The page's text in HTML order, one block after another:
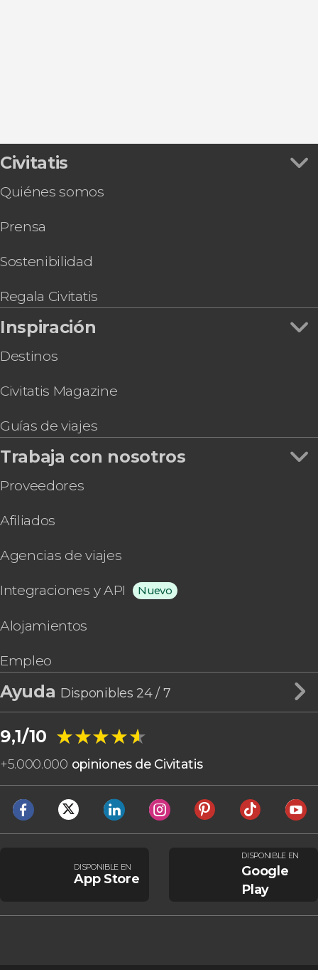
Civitatis
Quiénes somos
Prensa
Sostenibilidad
Regala Civitatis
Inspiración
Destinos
Civitatis Magazine
Guías de viajes
Trabaja con nosotros
Proveedores
Afiliados
Agencias de viajes
Integraciones y API Nuevo
Alojamientos
Empleo
Ayuda Disponibles 24 / 7
9,1/10 ★★★★★
★★★★★
+5.000.000 opiniones de Civitatis
DISPONIBLE EN
App Store
DISPONIBLE EN
Google
Play